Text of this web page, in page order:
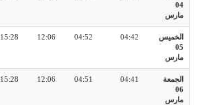
04
مارس
الخميس
05
مارس
04:42
04:52
12:06
15:28
الجمعة
06
مارس
04:41
04:51
12:06
15:28